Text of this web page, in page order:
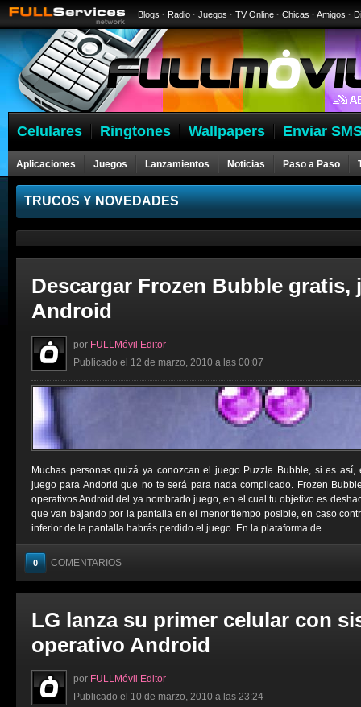
Blogs · Radio · Juegos · TV Online · Chicas · Amigos ·
Celulares Ringtones Wallpapers Enviar
Aplicaciones Juegos Lanzamientos Noticias Paso a Paso
Celulares
TRUCOS Y NOVEDADES
Descargar Frozen Bubble gratis,
Android
por FULLMóvil Editor
Publicado el 12 de marzo, 2010 a las 00:07
Muchas personas quizá ya conozcan el juego Puzzle Bubble, si es así,
juego para Andorid que no te será para nada complicado. Frozen
operativos Android del ya nombrado juego, en el cual tu objetivo es
que van bajando por la pantalla en el menor tiempo posible, en caso
inferior de la pantalla habrás perdido el juego. En la plataforma de ...
0 COMENTARIOS
LG lanza su primer celular con
operativo Android
por FULLMóvil Editor
Publicado el 10 de marzo, 2010 a las 23:24